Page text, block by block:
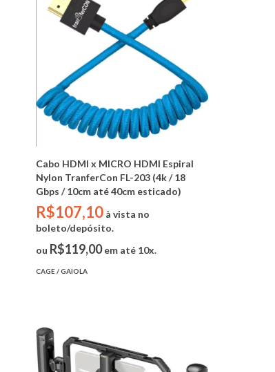
Cabo HDMI x MICRO HDMI Espiral
Nylon TranferCon FL-203 (4k / 18
Gbps / 10cm até 40cm esticado)
R$107,10 à vista no
boleto/depósito.
ou R$119,00em até 10x.
CAGE / GAIOLA